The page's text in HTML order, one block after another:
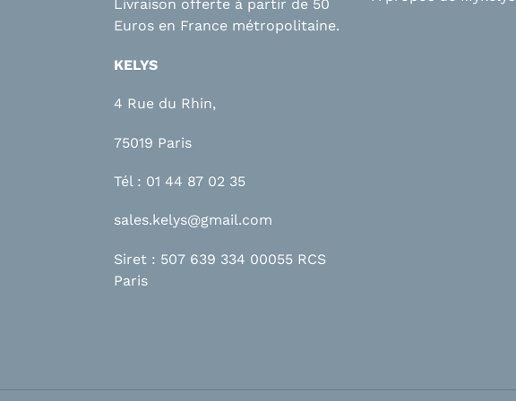
Livraison offerte à partir de 50
Euros en France métropolitaine.
KELYS
4 Rue du Rhin,
75019 Paris
Tél : 01 44 87 02 35
sales.kelys@gmail.com
Siret : 507 639 334 00055 RCS
Paris